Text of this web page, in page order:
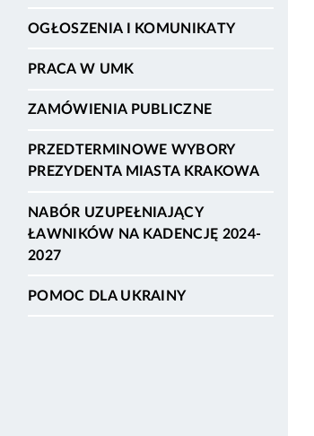
OGŁOSZENIA I KOMUNIKATY
PRACA W UMK
ZAMÓWIENIA PUBLICZNE
PRZEDTERMINOWE WYBORY
PREZYDENTA MIASTA KRAKOWA
NABÓR UZUPEŁNIAJĄCY
ŁAWNIKÓW NA KADENCJĘ 2024-
2027
POMOC DLA UKRAINY